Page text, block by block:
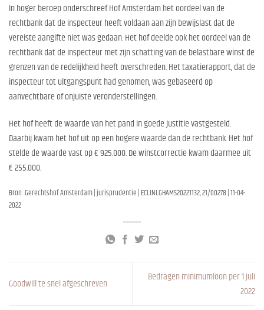
In hoger beroep onderschreef Hof Amsterdam het oordeel van de
rechtbank dat de inspecteur heeft voldaan aan zijn bewijslast dat de
vereiste aangifte niet was gedaan. Het hof deelde ook het oordeel van de
rechtbank dat de inspecteur met zijn schatting van de belastbare winst de
grenzen van de redelijkheid heeft overschreden. Het taxatierapport, dat de
inspecteur tot uitgangspunt had genomen, was gebaseerd op
aanvechtbare of onjuiste veronderstellingen.
Het hof heeft de waarde van het pand in goede justitie vastgesteld.
Daarbij kwam het hof uit op een hogere waarde dan de rechtbank. Het hof
stelde de waarde vast op € 925.000. De winstcorrectie kwam daarmee uit
€ 255.000.
Bron: Gerechtshof Amsterdam | jurisprudentie | ECLINLGHAMS20221132, 21/00278 | 11-04-
2022
Goodwill te snel afgeschreven
Bedragen minimumloon per 1 juli
2022